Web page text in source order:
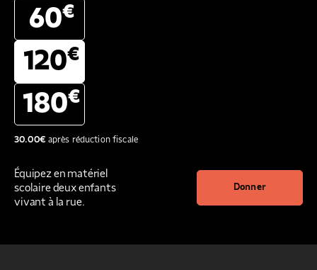
60€
120€
180€
30.00€après réduction fiscale
Équipez en matériel
scolaire deux enfants
vivant à la rue.
Donner